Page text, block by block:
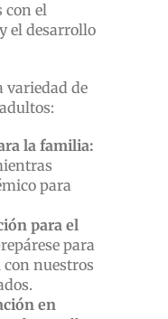
con el
el desarrollo
variedad de
la familia:
para
para el
para
con nuestros
en